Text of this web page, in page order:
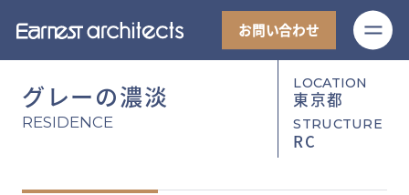
お問い合わせ
グレーの濃淡
RESIDENCE
LOCATION
東京都
STRUCTURE
RC